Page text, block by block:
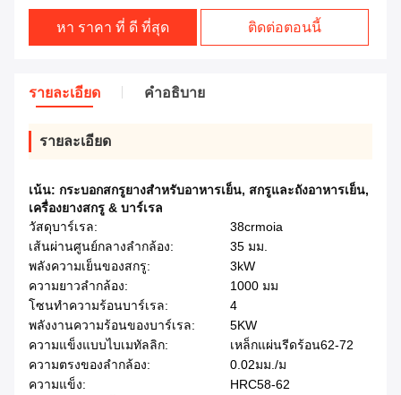
หา ราคา ที่ ดี ที่สุด ติดต่อตอนนี้
รายละเอียด คําอธิบาย
รายละเอียด
เน้น: กระบอกสกรูยางสําหรับอาหารเย็น, สกรูและถังอาหารเย็น,
เครื่องยางสกรู & บาร์เรล
วัสดุบาร์เรล:
38crmoia
เส้นผ่านศูนย์กลางลำกล้อง:
35 มม.
พลังความเย็นของสกรู:
3kW
ความยาวลำกล้อง:
1000 มม
โซนทำความร้อนบาร์เรล:
4
พลังงานความร้อนของบาร์เรล:
5KW
ความแข็งแบบไบเมทัลลิก:
เหล็กแผ่นรีดร้อน62-72
ความตรงของลำกล้อง:
0.02มม./ม
ความแข็ง:
HRC58-62